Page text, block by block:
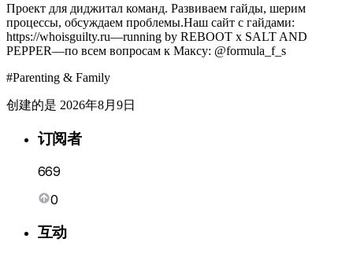
Проект для диджитал команд. Развиваем гайды, шерим
процессы, обсуждаем проблемы.Наш сайт с гайдами:
https://whoisguilty.ru—running by REBOOT x SALT AND
PEPPER—по всем вопросам к Максу: @formula_f_s
#Parenting & Family
创建的是 2026年8月9日
订阅者
669
0
互动